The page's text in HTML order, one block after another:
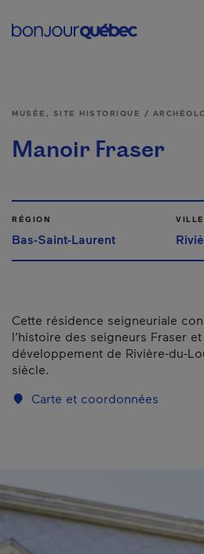
Main
MUSÉE, SITE HISTORIQUE /
Manoir Fraser
RÉGION
Bas-Saint-Laurent
VILLE
Cette résidence seigneuriale
l’histoire des seigneurs Fraser
développement de Rivière-du-
siècle.
Carte et coordonnées